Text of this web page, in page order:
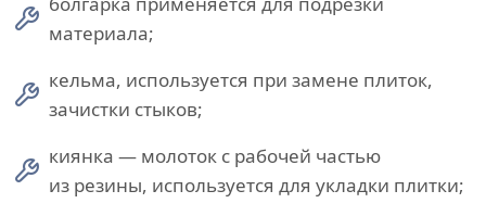
материала;
кельма, используется при замене плиток,
зачистки стыков;
киянка — молоток с рабочей частью
из резины, используется для укладки плитки;